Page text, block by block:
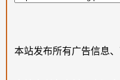
本站发布所有广告信息